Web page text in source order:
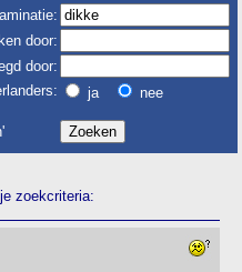
door:
door:
ja nee
zoekcriteria: